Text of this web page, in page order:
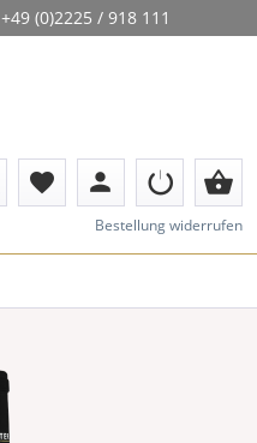
+49 (0)2225 / 918 111
favorite person shopping_basket
Bestellung widerrufen